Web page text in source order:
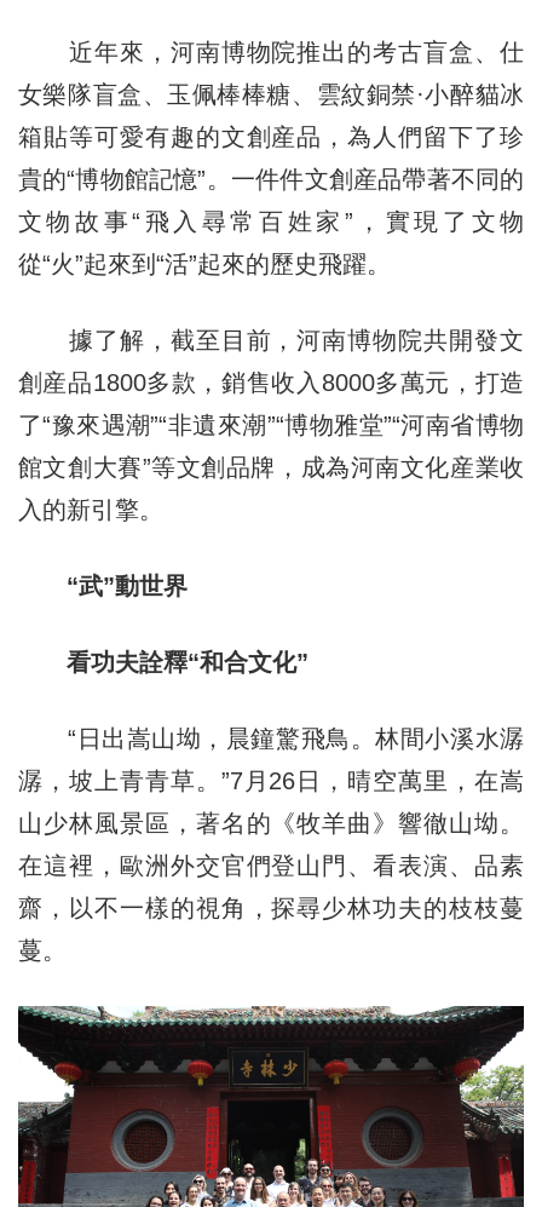
近年來，河南博物院推出的考古盲盒、仕
女樂隊盲盒、玉佩棒棒糖、雲紋銅禁·小醉貓冰
箱貼等可愛有趣的文創産品，為人們留下了珍
貴的“博物館記憶”。一件件文創産品帶著不同的
文物故事“飛入尋常百姓家”，實現了文物
從“火”起來到“活”起來的歷史飛躍。
據了解，截至目前，河南博物院共開發文
創産品1800多款，銷售收入8000多萬元，打造
了“豫來遇潮”“非遺來潮”“博物雅堂”“河南省博物
館文創大賽”等文創品牌，成為河南文化産業收
入的新引擎。
“武”動世界
看功夫詮釋“和合文化”
“日出嵩山坳，晨鐘驚飛鳥。林間小溪水潺
潺，坡上青青草。”7月26日，晴空萬里，在嵩
山少林風景區，著名的《牧羊曲》響徹山坳。
在這裡，歐洲外交官們登山門、看表演、品素
齋，以不一樣的視角，探尋少林功夫的枝枝蔓
蔓。